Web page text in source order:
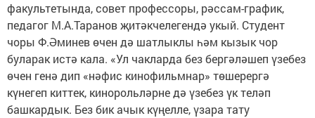
факультетында, совет профессоры, рәссам-график,
педагог М.А.Таранов җитәкчелегендә укый. Студент
чоры Ф.Әминев өчен дә шатлыклы һәм кызык чор
буларак истә кала. «Ул чакларда без бергәләшеп үзебез
өчен генә дип «нәфис кинофильмнар» төшерергә
күнегеп киттек, кинорольләрне дә үзебез үк теләп
башкардык. Без бик ачык күңелле, үзара тату